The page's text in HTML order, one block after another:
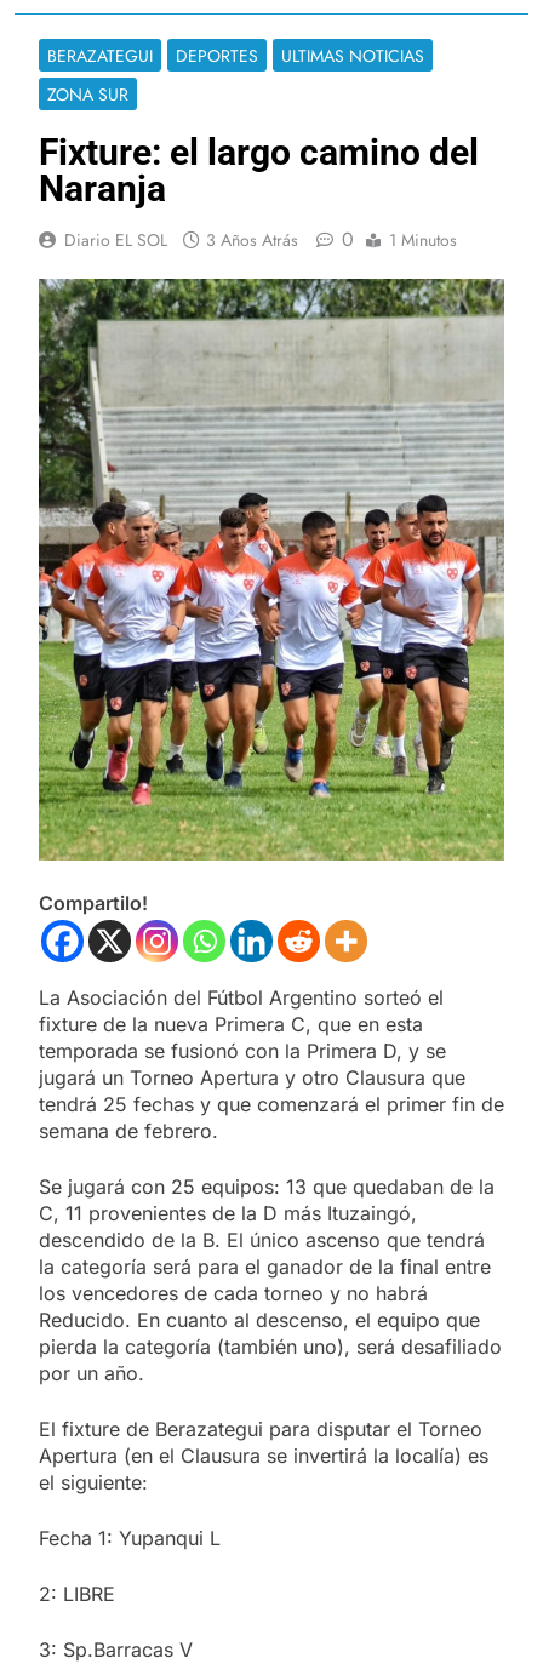
BERAZATEGUI DEPORTES
ULTIMAS NOTICIAS
ZONA SUR
Fixture: el largo camino del
Naranja
Diario EL SOL 3 Años Atrás 0 1 Minutos
Compartilo!
La Asociación del Fútbol Argentino sorteó el
fixture de la nueva Primera C, que en esta
temporada se fusionó con la Primera D, y se
jugará un Torneo Apertura y otro Clausura que
tendrá 25 fechas y que comenzará el primer fin de
semana de febrero.
Se jugará con 25 equipos: 13 que quedaban de la
C, 11 provenientes de la D más Ituzaingó,
descendido de la B. El único ascenso que tendrá
la categoría será para el ganador de la final entre
los vencedores de cada torneo y no habrá
Reducido. En cuanto al descenso, el equipo que
pierda la categoría (también uno), será desafiliado
por un año.
El fixture de Berazategui para disputar el Torneo
Apertura (en el Clausura se invertirá la localía) es
el siguiente:
Fecha 1: Yupanqui L
2: LIBRE
3: Sp.Barracas V